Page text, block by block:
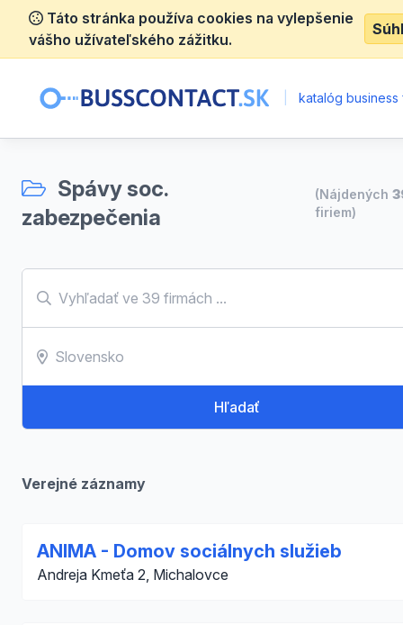
Táto stránka používa cookies na vylepšenie
vášho užívateľského zážitku.
katalóg business
Spávy soc.
zabezpečenia
(Nájdených
firiem)
Hľadať
Verejné záznamy
ANIMA - Domov sociálnych služieb
Andreja Kmeťa 2, Michalovce